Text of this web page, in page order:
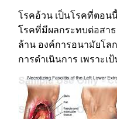
โรคอ้วน เป็นโรคที่ตอน
โรคที่มีผลกระทบต่อสา
ล้าน องค์การอนามัยโล
การดำเนินการ เพราะเป้